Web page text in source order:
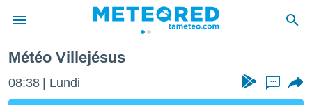
de
Météo Villejésus
08:38 Lundi ...